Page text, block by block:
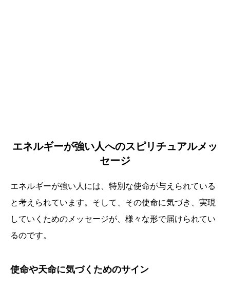
エネルギーが強い人へのスピリチュアルメッ
セージ
エネルギーが強い人には、特別な使命が与えられている
と考えられています。そして、その使命に気づき、実現
していくためのメッセージが、様々な形で届けられてい
るのです。
使命や天命に気づくためのサイン